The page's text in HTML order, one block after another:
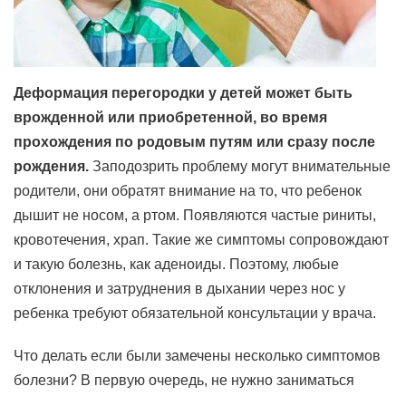
Деформация перегородки у детей может быть
врожденной или приобретенной, во время
прохождения по родовым путям или сразу после
рождения. Заподозрить проблему могут внимательные
родители, они обратят внимание на то, что ребенок
дышит не носом, а ртом. Появляются частые риниты,
кровотечения, храп. Такие же симптомы сопровождают
и такую болезнь, как аденоиды. Поэтому, любые
отклонения и затруднения в дыхании через нос у
ребенка требуют обязательной консультации у врача.
Что делать если были замечены несколько симптомов
болезни? В первую очередь, не нужно заниматься